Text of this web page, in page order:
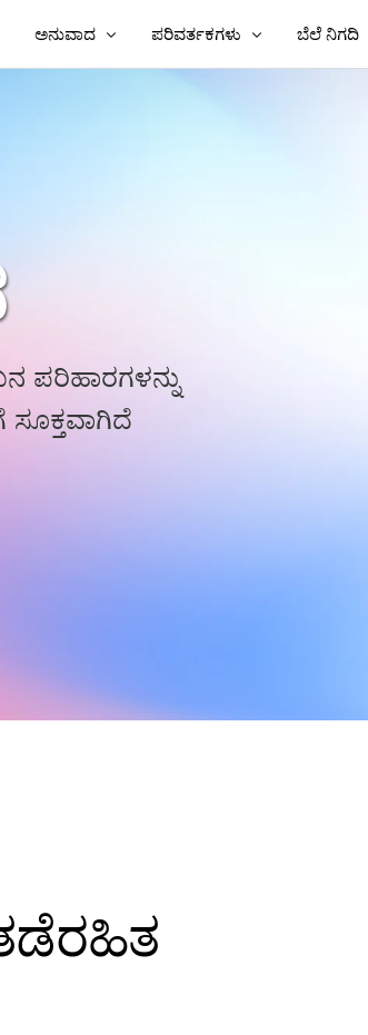
ಅನುವಾದ ಪರಿವರ್ತಕಗಳು ಬೆಲೆ ನಿಗದಿ
ಪರಿಹಾರಗಳನ್ನು
ಸೂಕ್ತವಾಗಿದೆ